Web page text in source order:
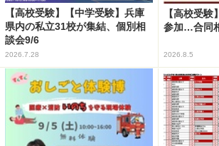
【高校受験】【中学受験】兵庫
県内の私立31校が集結、個別相
談会9/6
2026.7.28
【高校受
参加…合同
2026.8.5